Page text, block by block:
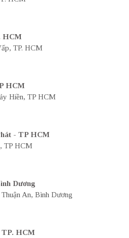
HCM
TP. HCM
HCM
Hiền, TP HCM
- TP HCM
TP HCM
Dương
An, Bình Dương
TP. HCM